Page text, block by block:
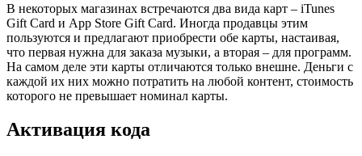
В некоторых магазинах встречаются два вида карт – iTunes
Gift Card и App Store Gift Card. Иногда продавцы этим
пользуются и предлагают приобрести обе карты, настаивая,
что первая нужна для заказа музыки, а вторая – для программ.
На самом деле эти карты отличаются только внешне. Деньги с
каждой их них можно потратить на любой контент, стоимость
которого не превышает номинал карты.
Активация кода